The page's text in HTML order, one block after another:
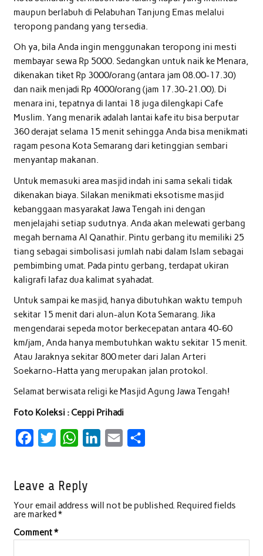
maupun berlabuh di Pelabuhan Tanjung Emas melalui
teropong pandang yang tersedia.
Oh ya, bila Anda ingin menggunakan teropong ini mesti
membayar sewa Rp 5000. Sedangkan untuk naik ke Menara,
dikenakan tiket Rp 3000/orang (antara jam 08.00-17.30)
dan naik menjadi Rp 4000/orang (jam 17.30-21.00). Di
menara ini, tepatnya di lantai 18 juga dilengkapi Cafe
Muslim. Yang menarik adalah lantai kafe itu bisa berputar
360 derajat selama 15 menit sehingga Anda bisa menikmati
ragam pesona Kota Semarang dari ketinggian sembari
menyantap makanan.
Untuk memasuki area masjid indah ini sama sekali tidak
dikenakan biaya. Silakan menikmati eksotisme masjid
kebanggaan masyarakat Jawa Tengah ini dengan
menjelajahi setiap sudutnya. Anda akan melewati gerbang
megah bernama Al Qanathir. Pintu gerbang itu memiliki 25
tiang sebagai simbolisasi jumlah nabi dalam Islam sebagai
pembimbing umat. Pada pintu gerbang, terdapat ukiran
kaligrafi Iafaz dua kalimat syahadat.
Untuk sampai ke masjid, hanya dibutuhkan waktu tempuh
sekitar 15 menit dari alun-alun Kota Semarang. Jika
mengendarai sepeda motor berkecepatan antara 40-60
km/jam, Anda hanya membutuhkan waktu sekitar 15 menit.
Atau Jaraknya sekitar 800 meter dari Jalan Arteri
Soekarno-Hatta yang merupakan jalan protokol.
Selamat berwisata religi ke Masjid Agung Jawa Tengah!
Foto Koleksi : Ceppi Prihadi
e
b
o
t
r
W
t
s
p
e
I
l
e
Leave a Reply
Your email address will not be published. Required fields
are marked *
Comment*